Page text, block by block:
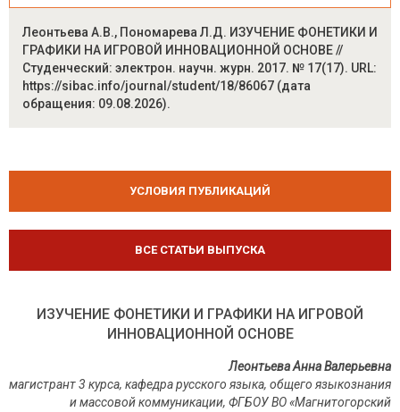
Леонтьева А.В., Пономарева Л.Д. ИЗУЧЕНИЕ ФОНЕТИКИ И
ГРАФИКИ НА ИГРОВОЙ ИННОВАЦИОННОЙ ОСНОВЕ //
Студенческий: электрон. научн. журн. 2017. № 17(17). URL:
https://sibac.info/journal/student/18/86067 (дата
обращения: 09.08.2026).
УСЛОВИЯ ПУБЛИКАЦИЙ
ВСЕ СТАТЬИ ВЫПУСКА
ИЗУЧЕНИЕ ФОНЕТИКИ И ГРАФИКИ НА ИГРОВОЙ
ИННОВАЦИОННОЙ ОСНОВЕ
Леонтьева Анна Валерьевна
магистрант 3 курса, кафедра русского языка, общего языкознания
и массовой коммуникации, ФГБОУ ВО «Магнитогорский